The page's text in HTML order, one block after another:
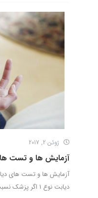
ژوئن 2, 2017
آزمایش ها و تست
دیابت نوع 1 اگر پزشک نسبت به ابتلای شما به ...